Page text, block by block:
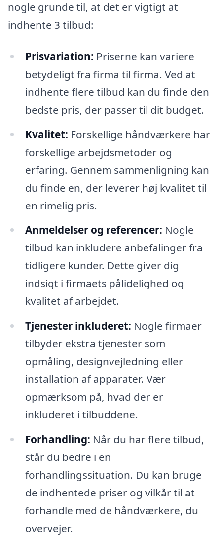
nogle grunde til, at det er vigtigt at
indhente 3 tilbud:
Prisvariation: Priserne kan variere
betydeligt fra firma til firma. Ved at
indhente flere tilbud kan du finde den
bedste pris, der passer til dit budget.
Kvalitet: Forskellige håndværkere har
forskellige arbejdsmetoder og
erfaring. Gennem sammenligning kan
du finde en, der leverer høj kvalitet til
en rimelig pris.
Anmeldelser og referencer: Nogle
tilbud kan inkludere anbefalinger fra
tidligere kunder. Dette giver dig
indsigt i firmaets pålidelighed og
kvalitet af arbejdet.
Tjenester inkluderet: Nogle firmaer
tilbyder ekstra tjenester som
opmåling, designvejledning eller
installation af apparater. Vær
opmærksom på, hvad der er
inkluderet i tilbuddene.
Forhandling: Når du har flere tilbud,
står du bedre i en
forhandlingssituation. Du kan bruge
de indhentede priser og vilkår til at
forhandle med de håndværkere, du
overvejer.